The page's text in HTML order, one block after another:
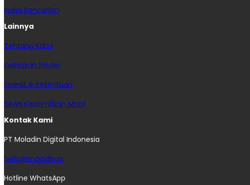
Index Pencarian
Lainnya
Tentang Kami
Kebijakan Privasi
Syarat & Ketentuan
Sewa Kepemilikan Mobil
Kontak Kami
PT Moladin Digital Indonesia
hello@moladin.ai
Hotline WhatsApp